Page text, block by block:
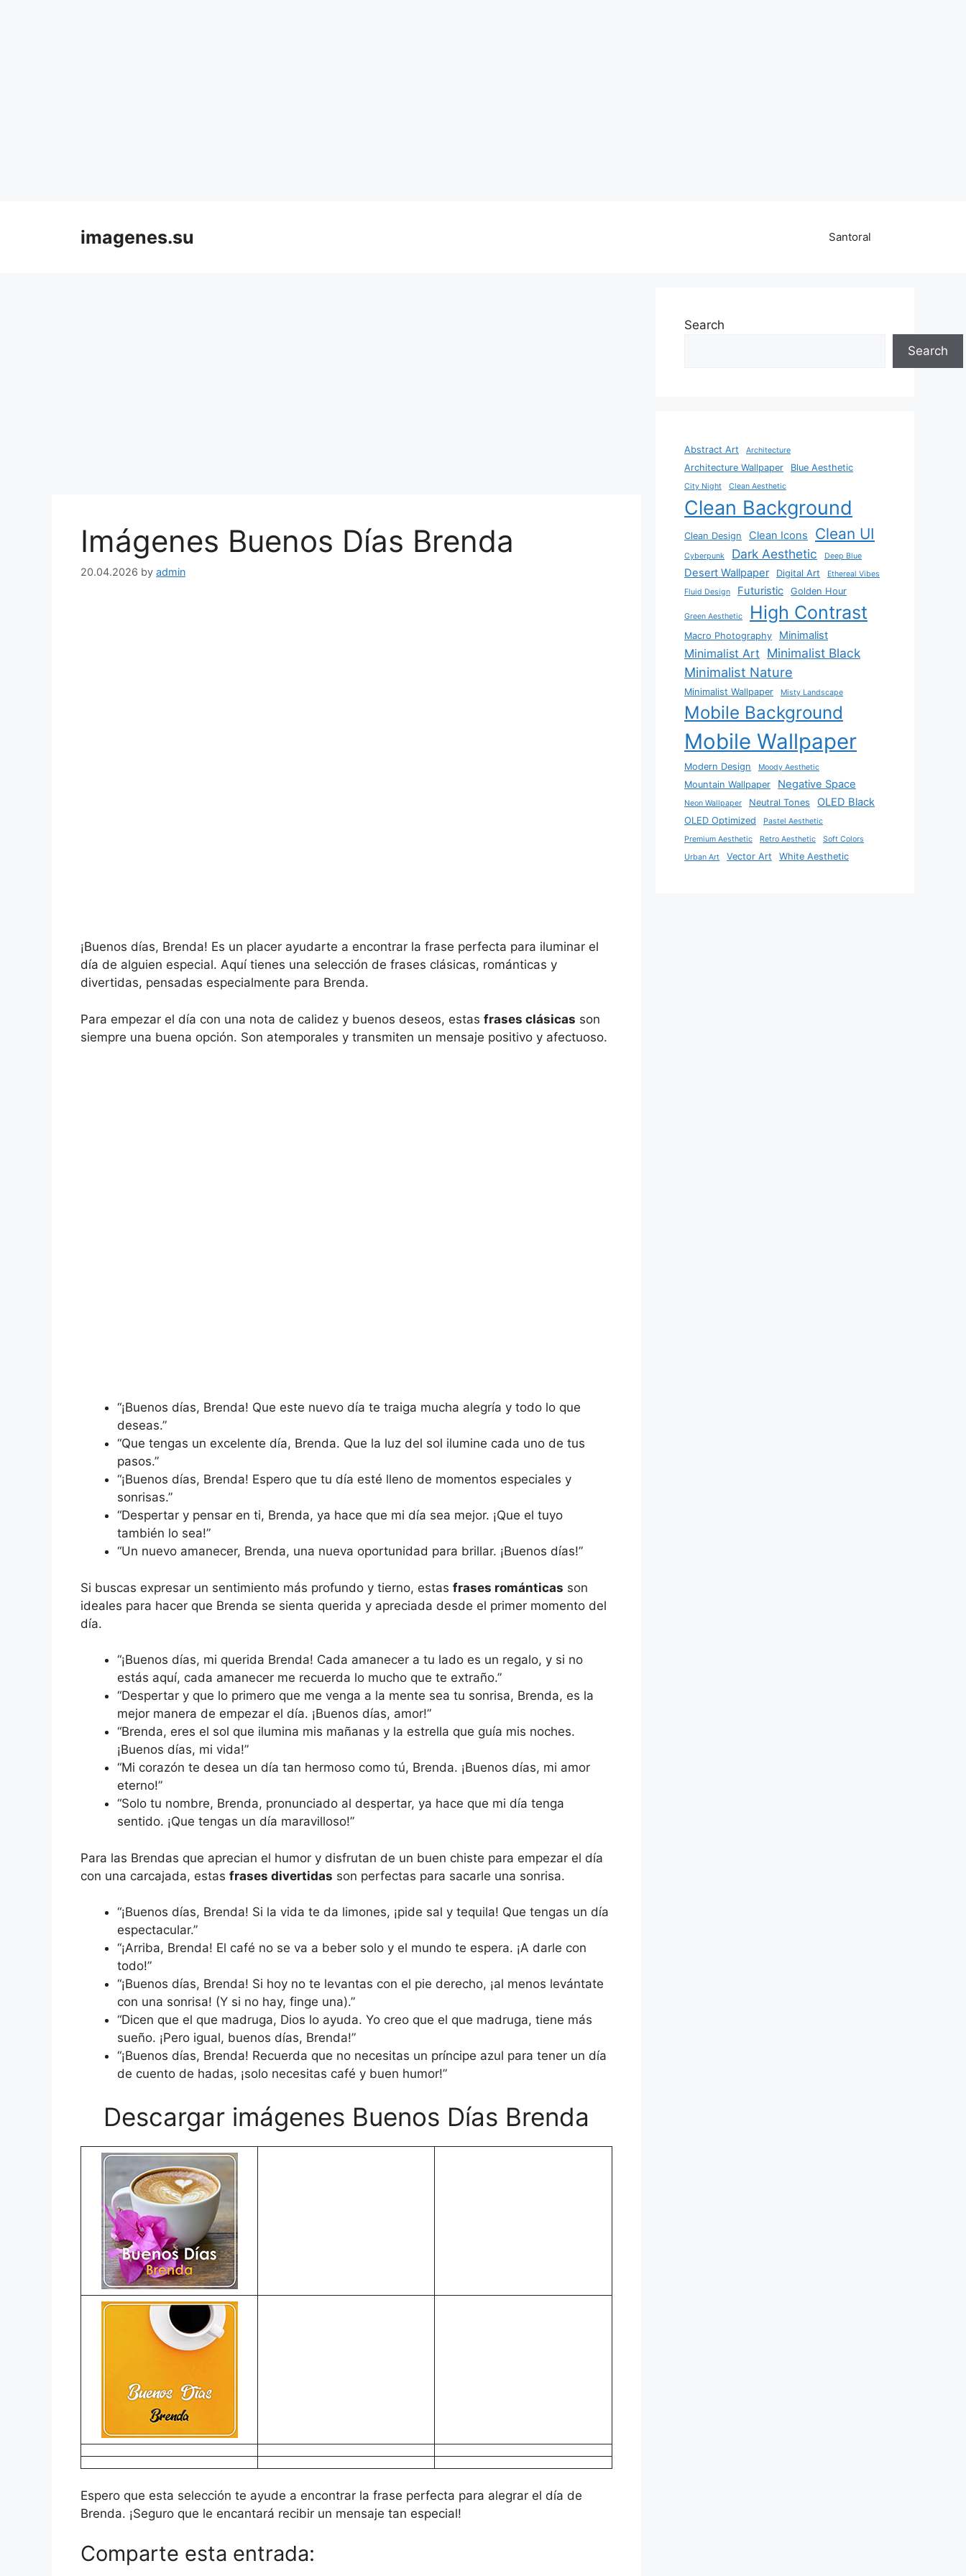
imagenes.su Santoral
Imágenes Buenos Días Brenda
20.04.2026 by admin
¡Buenos días, Brenda! Es un placer ayudarte a encontrar la frase perfecta para iluminar el
día de alguien especial. Aquí tienes una selección de frases clásicas, románticas y
divertidas, pensadas especialmente para Brenda.
Para empezar el día con una nota de calidez y buenos deseos, estas frases clásicas son
siempre una buena opción. Son atemporales y transmiten un mensaje positivo y afectuoso.
“¡Buenos días, Brenda! Que este nuevo día te traiga mucha alegría y todo lo que
deseas.”
“Que tengas un excelente día, Brenda. Que la luz del sol ilumine cada uno de tus
pasos.”
“¡Buenos días, Brenda! Espero que tu día esté lleno de momentos especiales y
sonrisas.”
“Despertar y pensar en ti, Brenda, ya hace que mi día sea mejor. ¡Que el tuyo
también lo sea!”
“Un nuevo amanecer, Brenda, una nueva oportunidad para brillar. ¡Buenos días!”
Si buscas expresar un sentimiento más profundo y tierno, estas frases románticas son
ideales para hacer que Brenda se sienta querida y apreciada desde el primer momento del
día.
“¡Buenos días, mi querida Brenda! Cada amanecer a tu lado es un regalo, y si no
estás aquí, cada amanecer me recuerda lo mucho que te extraño.”
“Despertar y que lo primero que me venga a la mente sea tu sonrisa, Brenda, es la
mejor manera de empezar el día. ¡Buenos días, amor!”
“Brenda, eres el sol que ilumina mis mañanas y la estrella que guía mis noches.
¡Buenos días, mi vida!”
“Mi corazón te desea un día tan hermoso como tú, Brenda. ¡Buenos días, mi amor
eterno!”
“Solo tu nombre, Brenda, pronunciado al despertar, ya hace que mi día tenga
sentido. ¡Que tengas un día maravilloso!”
Para las Brendas que aprecian el humor y disfrutan de un buen chiste para empezar el día
con una carcajada, estas frases divertidas son perfectas para sacarle una sonrisa.
“¡Buenos días, Brenda! Si la vida te da limones, ¡pide sal y tequila! Que tengas un día
espectacular.”
“¡Arriba, Brenda! El café no se va a beber solo y el mundo te espera. ¡A darle con
todo!”
“¡Buenos días, Brenda! Si hoy no te levantas con el pie derecho, ¡al menos levántate
con una sonrisa! (Y si no hay, finge una).”
“Dicen que el que madruga, Dios lo ayuda. Yo creo que el que madruga, tiene más
sueño. ¡Pero igual, buenos días, Brenda!”
“¡Buenos días, Brenda! Recuerda que no necesitas un príncipe azul para tener un día
de cuento de hadas, ¡solo necesitas café y buen humor!”
Descargar imágenes Buenos Días Brenda
Espero que esta selección te ayude a encontrar la frase perfecta para alegrar el día de
Brenda. ¡Seguro que le encantará recibir un mensaje tan especial!
Comparte esta entrada:
Search
Search
Abstract Art Architecture
Architecture Wallpaper Blue Aesthetic
City Night Clean Aesthetic
Clean Background
Clean Design Clean Icons Clean UI
Cyberpunk Dark Aesthetic Deep Blue
Desert Wallpaper Digital Art
Ethereal Vibes
Fluid Design
Futuristic Golden Hour
Green Aesthetic High Contrast
Macro Photography Minimalist
Minimalist Art Minimalist Black
Minimalist Nature
Minimalist Wallpaper Misty Landscape
Mobile Background
Mobile Wallpaper
Modern Design Moody Aesthetic
Mountain Wallpaper Negative Space
Neon Wallpaper Neutral Tones OLED Black
OLED Optimized
Pastel Aesthetic
Premium Aesthetic
Retro Aesthetic
Soft Colors
Urban Art
Vector Art White Aesthetic